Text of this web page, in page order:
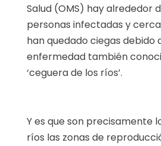
Salud (OMS) hay alrededor
personas infectadas y
han quedado ciegas debido
enfermedad también
‘ceguera de los ríos’.
Y es que son precisamente
ríos las zonas de